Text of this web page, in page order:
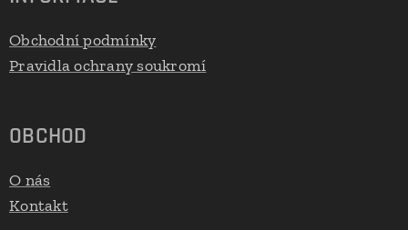
Obchodní podmínky
Pravidla ochrany soukromí
OBCHOD
O nás
Kontakt